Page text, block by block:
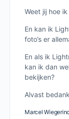
Weet jij hoe
En kan ik
foto’s er
En als ik
kan ik dan
bekijken?
Alvast
Marcel